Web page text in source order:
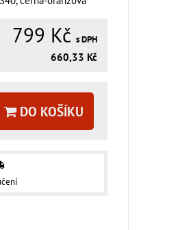
799 Kč s DPH
660,33 Kč
DO KOŠÍKU